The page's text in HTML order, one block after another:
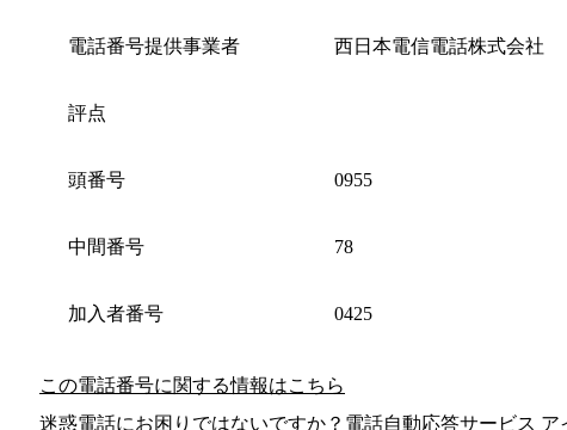
電話番号提供事業者 西日本電信電話株式会社
評点
頭番号 0955
中間番号 78
加入者番号 0425
この電話番号に関する情報はこちら
迷惑電話にお困りではないですか？電話自動応答サービス